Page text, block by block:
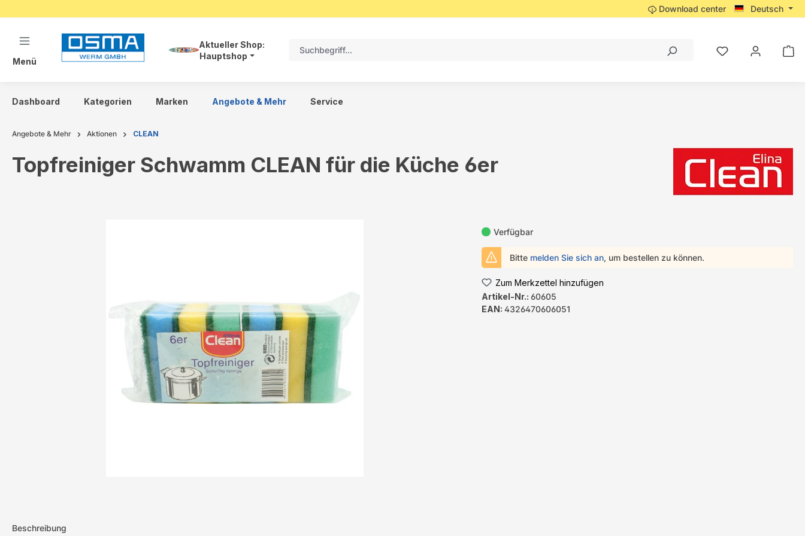
Download center Deutsch
Menü
Aktueller Shop:
Hauptshop
Dashboard Kategorien Marken Angebote & Mehr Service
Angebote & Mehr Aktionen CLEAN
Topfreiniger Schwamm CLEAN für die Küche 6er
Verfügbar
Bitte melden Sie sich an, um bestellen zu können.
Zum Merkzettel hinzufügen
Artikel-Nr.: 60605
EAN: 4326470606051
Beschreibung